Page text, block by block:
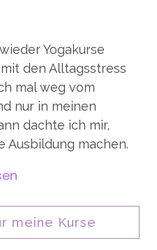
Yogakurse
den Alltagsstress
mal weg vom
nur in meinen
dachte ich mir,
Ausbildung machen.
meine Kurse